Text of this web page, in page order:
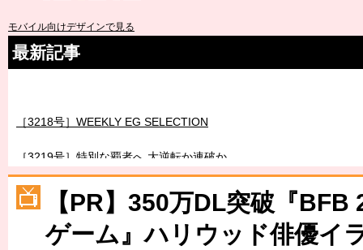
モバイル向けデザインで見る
最新記事
［3218号］WEEKLY EG SELECTION
［3219号］特別な覇者へ 大逆転か連破か
［3220号］伝説の王者、黄金のシャーレ
［3230号］世界一への夢は終わらない
【PR】350万DL突破『
ゲーム』ハリウッド俳優イ